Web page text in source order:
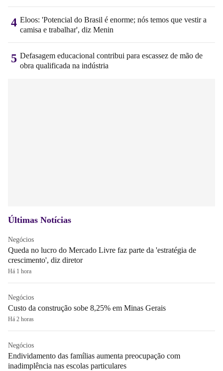
4 Eloos: 'Potencial do Brasil é enorme; nós temos que vestir a
camisa e trabalhar', diz Menin
5 Defasagem educacional contribui para escassez de mão de
obra qualificada na indústria
Últimas Notícias
Negócios
Queda no lucro do Mercado Livre faz parte da 'estratégia de
crescimento', diz diretor
Há 1 hora
Negócios
Custo da construção sobe 8,25% em Minas Gerais
Há 2 horas
Negócios
Endividamento das famílias aumenta preocupação com
inadimplência nas escolas particulares